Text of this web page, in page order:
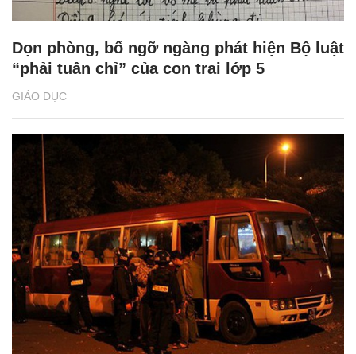
GIÁO DỤC
Dọn phòng, bố ngỡ ngàng phát hiện Bộ luật
“phải tuân chỉ” của con trai lớp 5